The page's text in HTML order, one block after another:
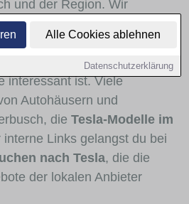
Alle Cookies ablehnen
Datenschutzerklärung
und der Region. Wir
Tesla stark
häufig im Stadt-
sehen sind und für welche
interessant ist. Viele
Autohäusern und
die Tesla-Modelle im
interne Links gelangst du bei
nach Tesla, die die
der lokalen Anbieter